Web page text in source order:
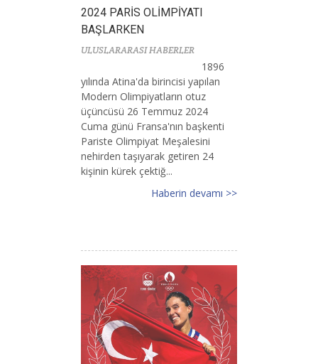
2024 PARİS OLİMPİYATI
BAŞLARKEN
ULUSLARARASI HABERLER
1896
yılında Atina'da birincisi yapılan
Modern Olimpiyatların otuz
üçüncüsü 26 Temmuz 2024
Cuma günü Fransa'nın başkenti
Pariste Olimpiyat Meşalesini
nehirden taşıyarak getiren 24
kişinin kürek çektiğ...
Haberin devamı >>